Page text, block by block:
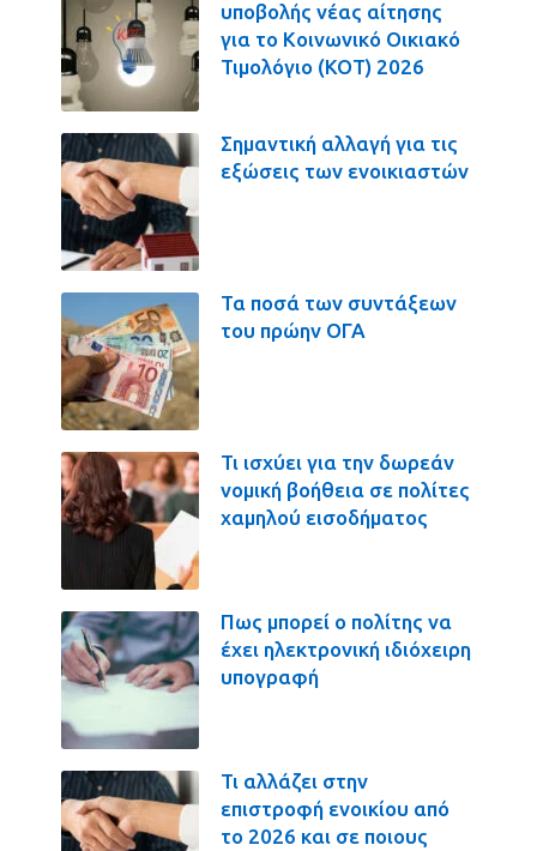
υποβολής νέας αίτησης
για το Κοινωνικό Οικιακό
Τιμολόγιο (ΚΟΤ) 2026
Σημαντική αλλαγή για τις
εξώσεις των ενοικιαστών
Τα ποσά των συντάξεων
του πρώην ΟΓΑ
Τι ισχύει για την δωρεάν
νομική βοήθεια σε πολίτες
χαμηλού εισοδήματος
Πως μπορεί ο πολίτης να
έχει ηλεκτρονική ιδιόχειρη
υπογραφή
Τι αλλάζει στην
επιστροφή ενοικίου από
το 2026 και σε ποιους